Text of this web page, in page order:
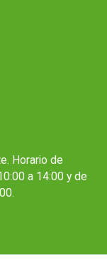
Horario de
a 14:00 y de